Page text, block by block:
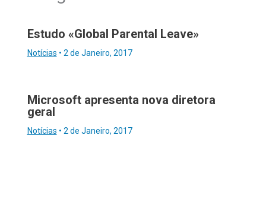
Estudo «Global Parental Leave»
Notícias • 2 de Janeiro, 2017
Microsoft apresenta nova diretora
geral
Notícias • 2 de Janeiro, 2017